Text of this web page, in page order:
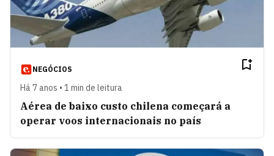
NEGÓCIOS
Há 7 anos • 1 min de leitura
Aérea de baixo custo chilena começará a
operar voos internacionais no país